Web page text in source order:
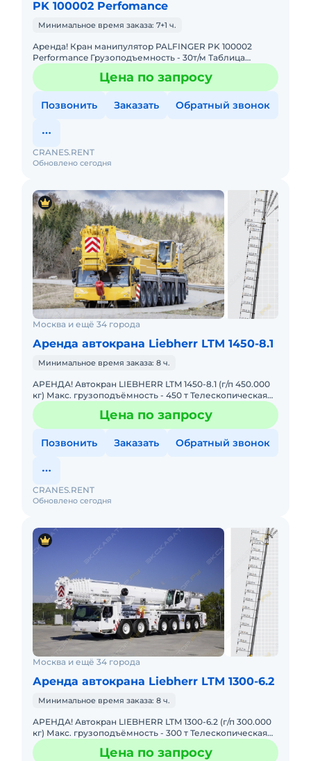
PK 100002 Perfomance
Минимальное время заказа: 7+1 ч.
Аренда! Кран манипулятор PALFINGER PK 100002
Performance Грузоподъемность - 30т/м Таблица
Грузоподъемности: 4,4м - 19.000 кг 7,4м - 11.000 кг 11,1м -
7.
Цена по запросу
Позвонить Заказать Обратный звонок
Обновлено сегодня
CRANES.RENT
Москва и ещё 34 города
Аренда автокрана Liebherr LTM 1450-8.1
Минимальное время заказа: 8 ч.
АРЕНДА! Автокран LIEBHERR LTM 1450-8.1 (г/п 450.000
кг) Макс. грузоподъёмность - 450 т Телескопическая
стрела - 85 м Макс. высота подъёма - 132 м Макс. выл
Цена по запросу
Позвонить Заказать Обратный звонок
Обновлено сегодня
CRANES.RENT
Москва и ещё 34 города
Аренда автокрана Liebherr LTM 1300-6.2
Минимальное время заказа: 8 ч.
АРЕНДА! Автокран LIEBHERR LTM 1300-6.2 (г/п 300.000
кг) Макс. грузоподъёмность - 300 т Телескопическая
стрела - 78 м Макс. высота подъёма - 114 м Макс. выл
Цена по запросу